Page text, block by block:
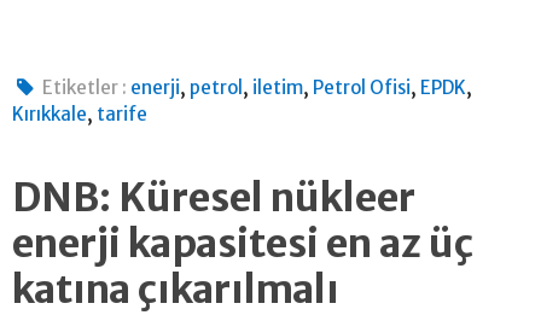
Etiketler : enerji, petrol , iletim, Petrol Ofisi, EPDK,
Kırıkkale, tarife
DNB: Küresel nükleer
enerji kapasitesi en az üç
katına çıkarılmalı